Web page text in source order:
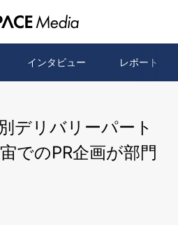
インタビュー レポート
デリバリーパート
でのPR企画が部門